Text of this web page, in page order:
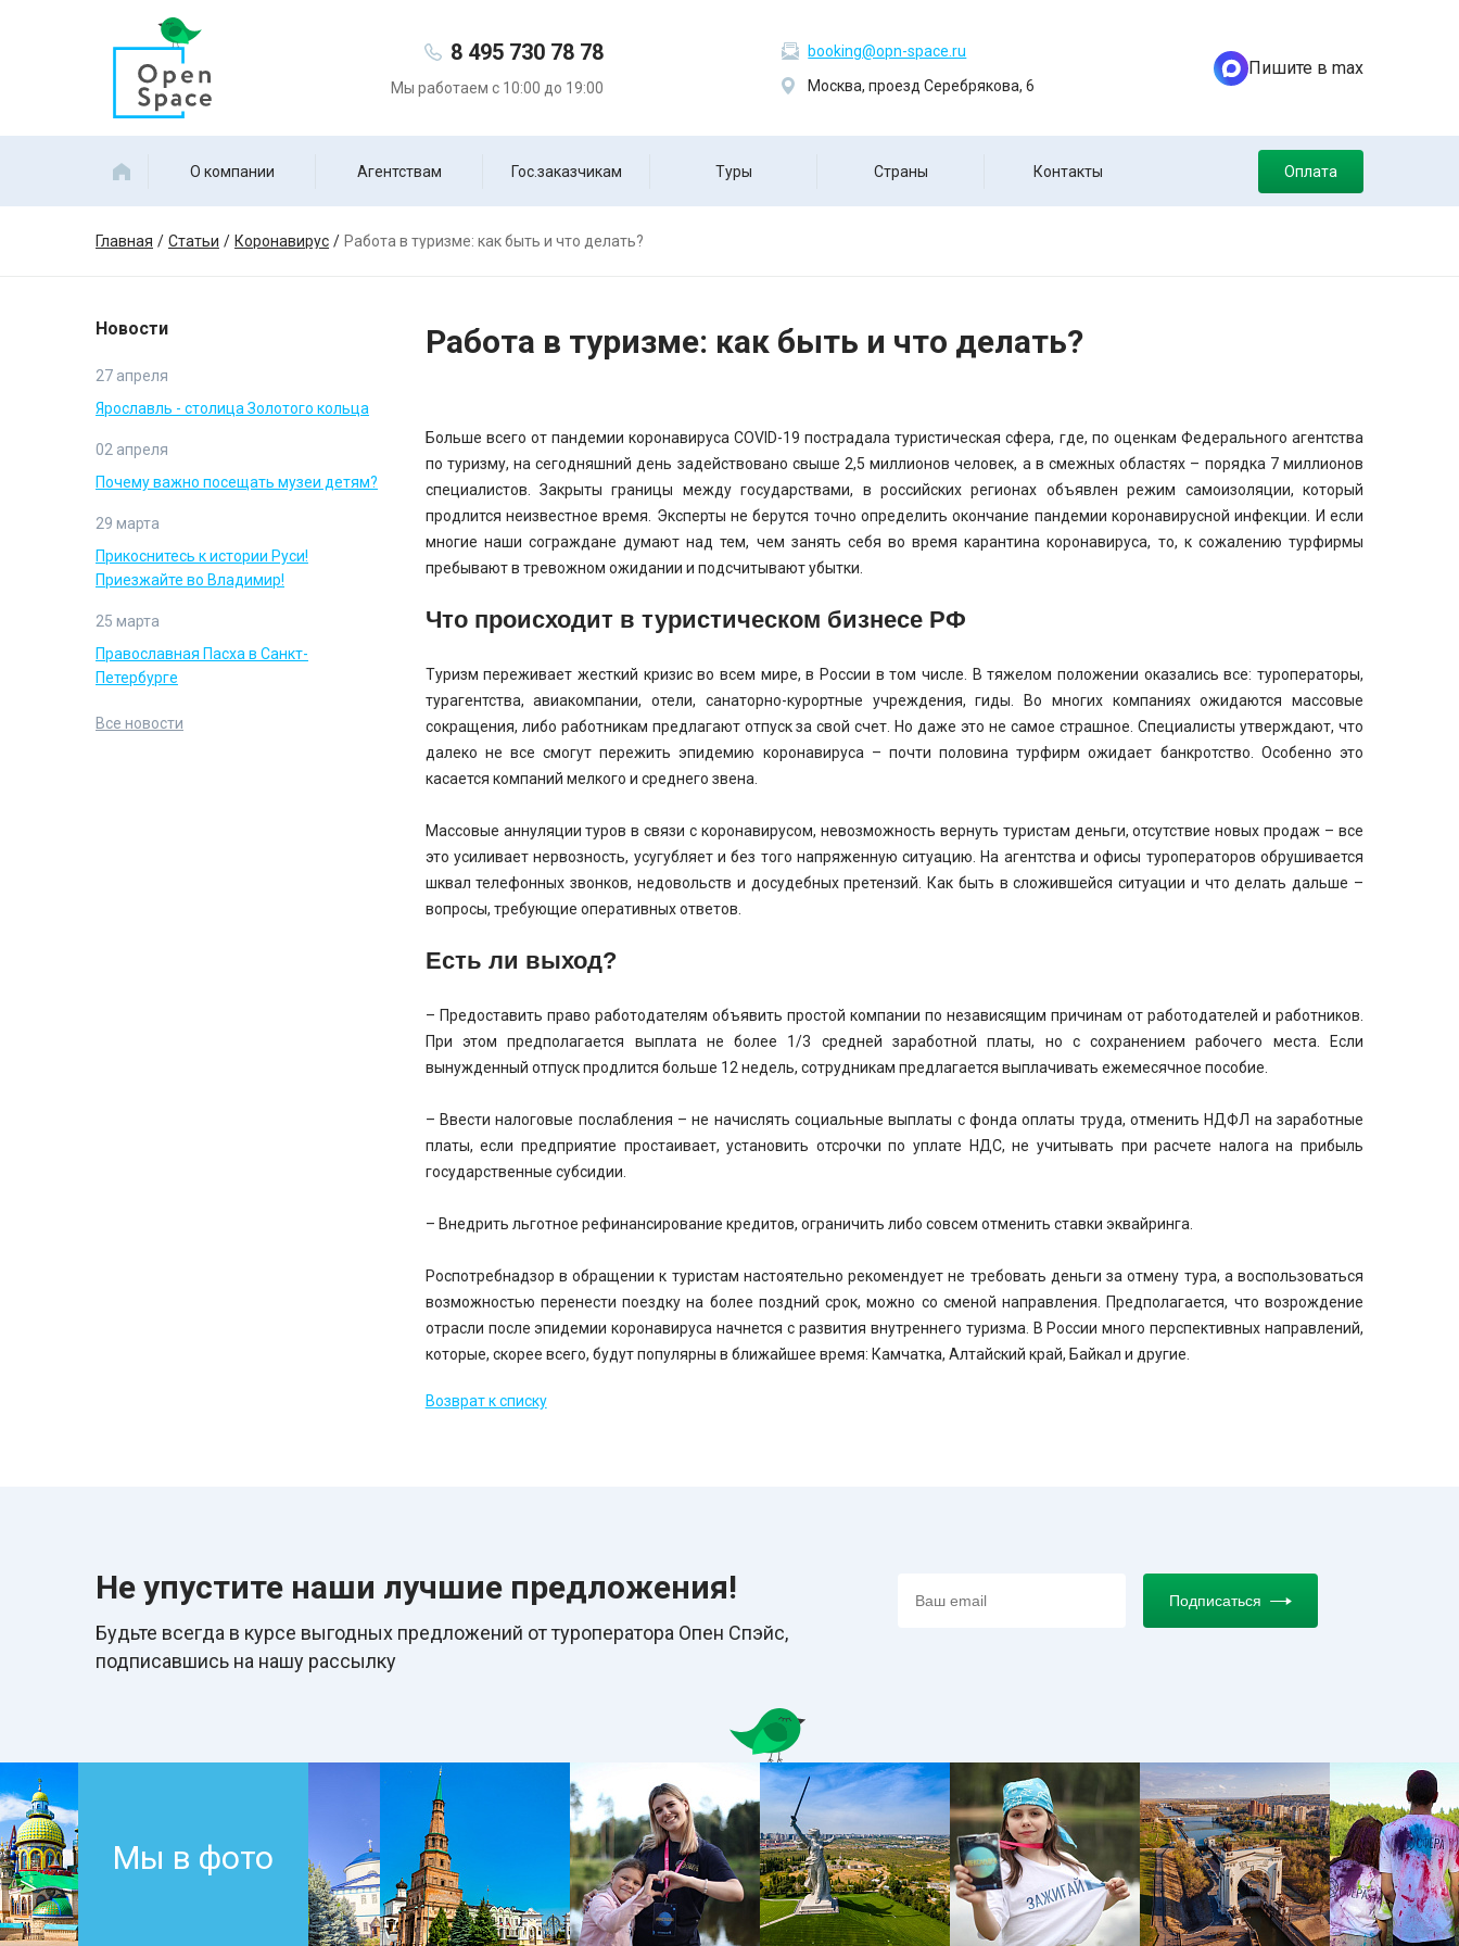
8 495 730 78 78
Мы работаем с 10:00 до 19:00
booking@opn-space.ru
Москва, проезд Серебрякова, 6
Пишите в max
О компании Агентствам Гос.заказчикам Туры Страны Контакты Оплата
Главная Статьи Коронавирус Работа в туризме: как быть и что делать?
Новости
27 апреля
Ярославль - столица Золотого кольца
02 апреля
Почему важно посещать музеи детям?
29 марта
Прикоснитесь к истории Руси!
Приезжайте во Владимир!
25 марта
Православная Пасха в Санкт-
Петербурге
Все новости
Работа в туризме: как быть и что делать?
Больше всего от пандемии коронавируса COVID-19 пострадала туристическая сфера, где, по оценкам Федерального агентства
по туризму, на сегодняшний день задействовано свыше 2,5 миллионов человек, а в смежных областях – порядка 7 миллионов
специалистов. Закрыты границы между государствами, в российских регионах объявлен режим самоизоляции, который
продлится неизвестное время. Эксперты не берутся точно определить окончание пандемии коронавирусной инфекции. И если
многие наши сограждане думают над тем, чем занять себя во время карантина коронавируса, то, к сожалению турфирмы
пребывают в тревожном ожидании и подсчитывают убытки.
Что происходит в туристическом бизнесе РФ
Туризм переживает жесткий кризис во всем мире, в России в том числе. В тяжелом положении оказались все: туроператоры,
турагентства, авиакомпании, отели, санаторно-курортные учреждения, гиды. Во многих компаниях ожидаются массовые
сокращения, либо работникам предлагают отпуск за свой счет. Но даже это не самое страшное. Специалисты утверждают, что
далеко не все смогут пережить эпидемию коронавируса – почти половина турфирм ожидает банкротство. Особенно это
касается компаний мелкого и среднего звена.
Массовые аннуляции туров в связи с коронавирусом, невозможность вернуть туристам деньги, отсутствие новых продаж – все
это усиливает нервозность, усугубляет и без того напряженную ситуацию. На агентства и офисы туроператоров обрушивается
шквал телефонных звонков, недовольств и досудебных претензий. Как быть в сложившейся ситуации и что делать дальше –
вопросы, требующие оперативных ответов.
Есть ли выход?
– Предоставить право работодателям объявить простой компании по независящим причинам от работодателей и работников.
При этом предполагается выплата не более 1/3 средней заработной платы, но с сохранением рабочего места. Если
вынужденный отпуск продлится больше 12 недель, сотрудникам предлагается выплачивать ежемесячное пособие.
– Ввести налоговые послабления – не начислять социальные выплаты с фонда оплаты труда, отменить НДФЛ на заработные
платы, если предприятие простаивает, установить отсрочки по уплате НДС, не учитывать при расчете налога на прибыль
государственные субсидии.
– Внедрить льготное рефинансирование кредитов, ограничить либо совсем отменить ставки эквайринга.
Роспотребнадзор в обращении к туристам настоятельно рекомендует не требовать деньги за отмену тура, а воспользоваться
возможностью перенести поездку на более поздний срок, можно со сменой направления. Предполагается, что возрождение
отрасли после эпидемии коронавируса начнется с развития внутреннего туризма. В России много перспективных направлений,
которые, скорее всего, будут популярны в ближайшее время: Камчатка, Алтайский край, Байкал и другие.
Возврат к списку
Не упустите наши лучшие предложения!
Будьте всегда в курcе выгодных предложений от туроператора Опен Спэйс,
подписавшись на нашу рассылку
Подписаться
Мы в фото